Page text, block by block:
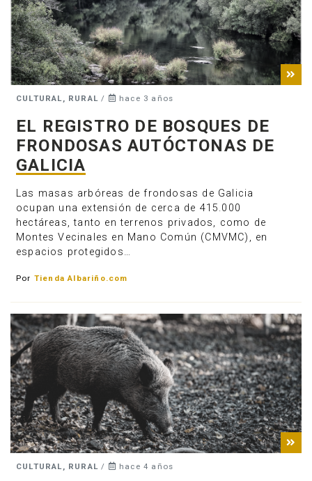
CULTURAL, RURAL / hace 3 años
EL REGISTRO DE BOSQUES DE
FRONDOSAS AUTÓCTONAS DE
GALICIA
Las masas arbóreas de frondosas de Galicia
ocupan una extensión de cerca de 415.000
hectáreas, tanto en terrenos privados, como de
Montes Vecinales en Mano Común (CMVMC), en
espacios protegidos…
Por Tienda Albariño.com
CULTURAL, RURAL / hace 4 años